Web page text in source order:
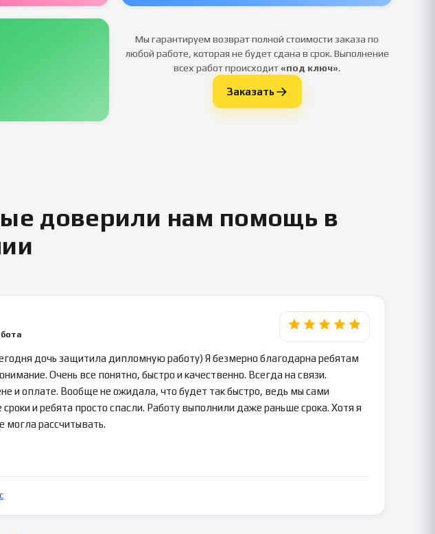
Мы гарантируем возврат полной стоимости заказа по
любой работе, которая не будет сдана в срок. Выполнение
всех работ происходит«под ключ».
Заказать
доверили нам помощь в
дочь защитила дипломную работу) Я безмерно благодарна ребятам
Очень все понятно, быстро и качественно. Всегда на связи.
и оплате. Вообще не ожидала, что будет так быстро, ведь мы сами
сроки и ребята просто спасли. Работу выполнили даже раньше срока. Хотя я
могла рассчитывать.